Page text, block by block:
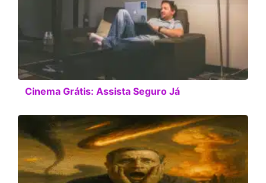
Cinema Grátis: Assista Seguro Já